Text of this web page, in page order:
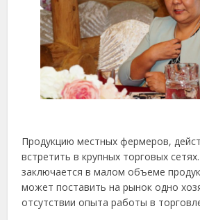
Продукцию местных фермеров,
встретить в крупных торговых
заключается в малом объеме
может поставить на рынок одно
отсутствии опыта работы в